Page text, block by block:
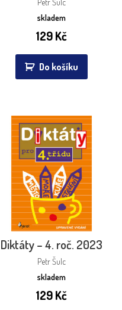
skladem
129Kč
Do košíku
Diktáty – 4. roč. 2023
Petr Šulc
skladem
129Kč